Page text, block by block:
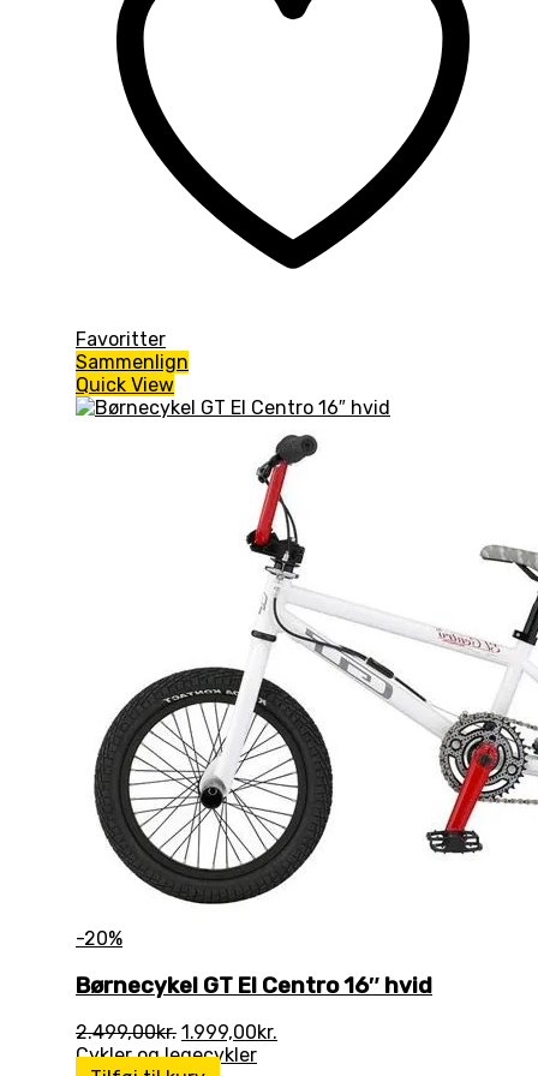
Favoritter
Sammenlign
Quick View
-20%
Børnecykel GT El Centro 16″ hvid
2.499,00kr. Den
oprindelige
1.999,00kr.
Cykler og legecykler